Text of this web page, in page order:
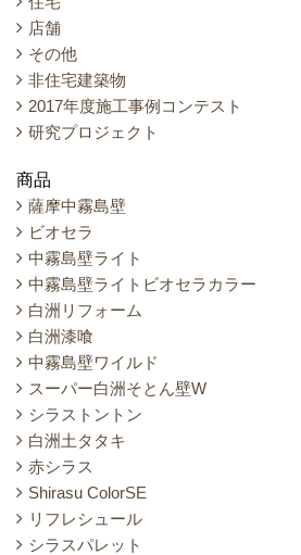
店舗
その他
非住宅建築物
2017年度施工事例コンテスト
研究プロジェクト
商品
薩摩中霧島壁
ビオセラ
中霧島壁ライト
中霧島壁ライトビオセラカラー
白洲リフォーム
白洲漆喰
中霧島壁ワイルド
スーパー白洲そとん壁W
シラストントン
白洲土タタキ
赤シラス
Shirasu ColorSE
リフレシュール
シラスパレット